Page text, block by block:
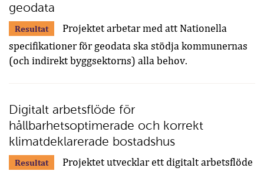
geodata
Resultat
Projektet arbetar med att Nationella
specifikationer för geodata ska stödja kommunernas
(och indirekt byggsektorns) alla behov.
Digitalt arbetsflöde för
hållbarhetsoptimerade och korrekt
klimatdeklarerade bostadshus
Resultat
Projektet utvecklar ett digitalt arbetsflöde